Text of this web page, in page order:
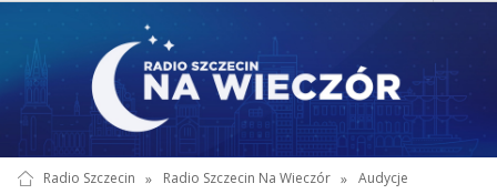
Radio Szczecin » Radio Szczecin Na Wieczór » Audycje